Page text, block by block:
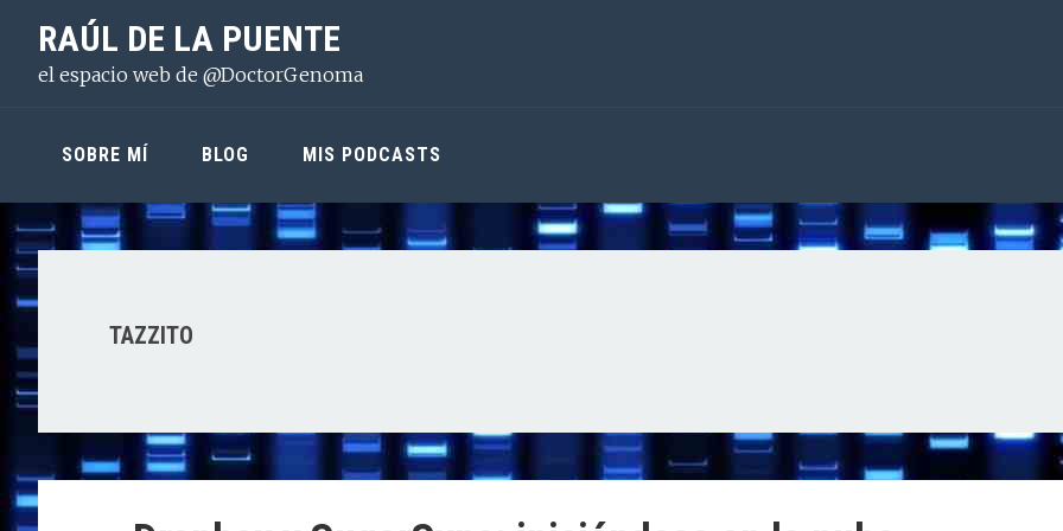
principal
contenido
lateral
RAÚL DE LA PUENTE
el espacio web de @DoctorGenoma
SOBRE MÍ BLOG MIS PODCASTS
TAZZITO